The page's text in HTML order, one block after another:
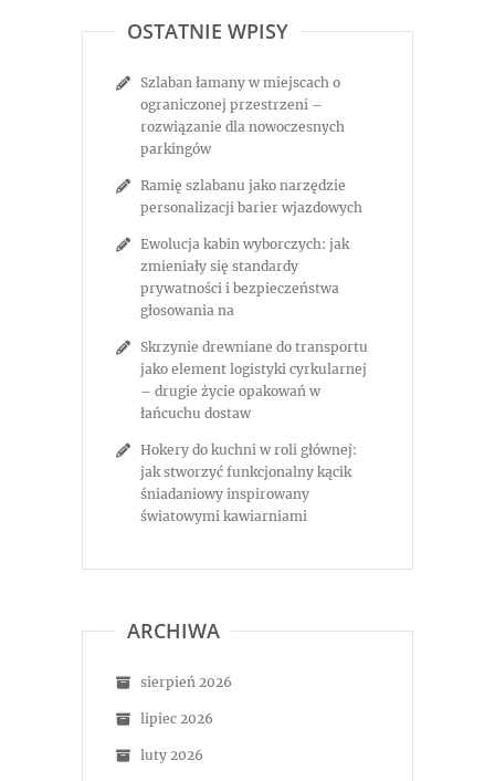
OSTATNIE WPISY
Szlaban łamany w miejscach o
ograniczonej przestrzeni –
rozwiązanie dla nowoczesnych
parkingów
Ramię szlabanu jako narzędzie
personalizacji barier wjazdowych
Ewolucja kabin wyborczych: jak
zmieniały się standardy
prywatności i bezpieczeństwa
głosowania na
Skrzynie drewniane do transportu
jako element logistyki cyrkularnej
– drugie życie opakowań w
łańcuchu dostaw
Hokery do kuchni w roli głównej:
jak stworzyć funkcjonalny kącik
śniadaniowy inspirowany
światowymi kawiarniami
ARCHIWA
sierpień 2026
lipiec 2026
luty 2026